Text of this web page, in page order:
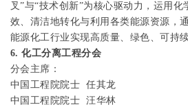
叉”与“技术创新”为核心驱动力，运用
效、清洁地转化与利用各类能源资源，
能源化工行业实现高质量、绿色、可持续
6.化工分离工程分会
分会主席：
中国工程院院士
任其龙
中国工程院院士
汪华林